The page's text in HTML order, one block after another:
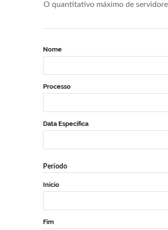
O quantitativo máximo de
Nome
Processo
Data Específica
Período
Início
Fim